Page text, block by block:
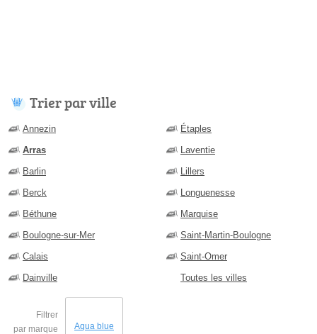
Trier par ville
Annezin
Arras
Barlin
Berck
Béthune
Boulogne-sur-Mer
Calais
Dainville
Étaples
Laventie
Lillers
Longuenesse
Marquise
Saint-Martin-Boulogne
Saint-Omer
Toutes les villes
Filtrer
par marque
Aqua blue